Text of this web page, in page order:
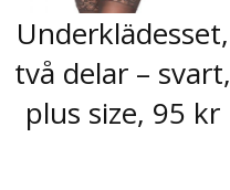
Underklädesset,
två delar – svart,
plus size, 95 kr